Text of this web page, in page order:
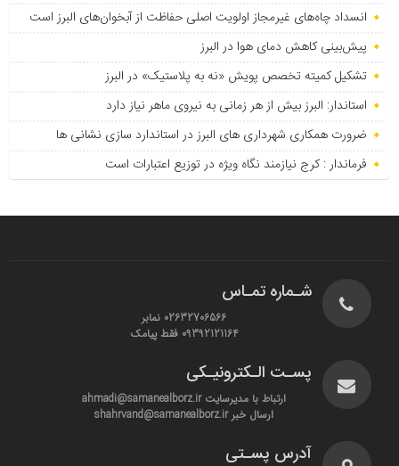
انسداد چاه‌های غیرمجاز اولویت اصلی حفاظت از آبخوان‌های البرز است
پیش‌بینی کاهش دمای هوا در البرز
تشکیل کمیته تخصص پویش «نه به پلاستیک» در البرز
استاندار: البرز بیش از هر زمانی به نیروی ماهر نیاز دارد
ضرورت همکاری شهرداری های البرز در استاندارد سازی نشانی ها
فرماندار : کرج نیازمند نگاه ویژه در توزیع اعتبارات است
شـماره تمـاس
02632706566 نمابر
09392121164 فقط پیامک
پسـت الـکترونیـکی
ارتباط با مدیرسایت ahmadi@samanealborz.ir
ارسال خبر shahrvand@samanealborz.ir
آدرس پسـتی